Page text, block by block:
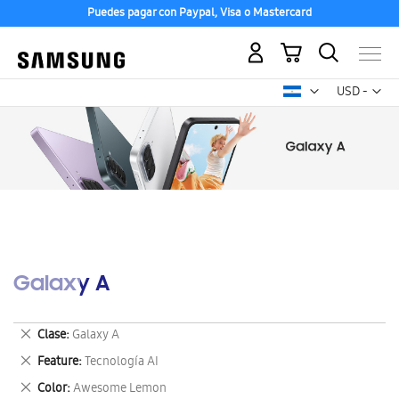
Puedes pagar con Paypal, Visa o Mastercard
USD -
dólar
Mi carrito
Galaxy A
Clase Galaxy A
Eliminar
este
artículo
Feature Tecnología AI
Eliminar
este
Color Awesome Lemon
Eliminar